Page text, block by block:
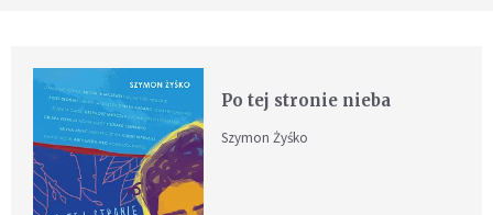
Po tej stronie nieba
Szymon Żyśko